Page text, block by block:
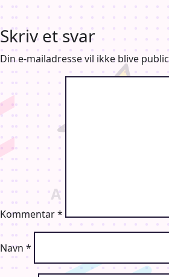
Skriv et svar
Din e-mailadresse vil ikke blive
Kommentar*
Navn *